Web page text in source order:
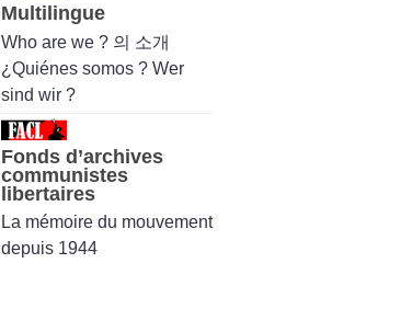
Multilingue
Who are we ? 의 소개
¿Quiénes somos ? Wer
sind wir ?
Fonds d’archives
communistes
libertaires
La mémoire du mouvement
depuis 1944